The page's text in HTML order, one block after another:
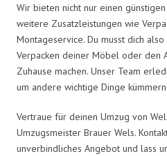
Wir bieten nicht nur einen
weitere Zusatzleistungen wie
Montageservice. Du musst dich
Verpacken deiner Möbel oder den
Zuhause machen. Unser Team
um andere wichtige Dinge kümmern
Vertraue für deinen Umzug von
Umzugsmeister Brauer Wels.
unverbindliches Angebot und lass